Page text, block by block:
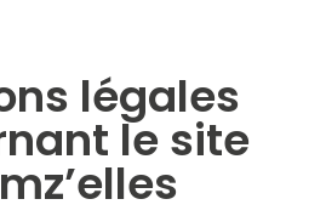
légales
le site